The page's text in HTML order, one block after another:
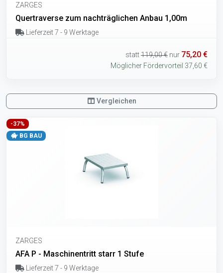
ZARGES
Quertraverse zum nachträglichen Anbau 1,00m
Lieferzeit 7 - 9 Werktage
statt119,00 € nur 75,20 €
Möglicher Fördervorteil 37,60 €
Vergleichen
-37%
BG BAU
ZARGES
AFA P - Maschinentritt starr 1 Stufe
Lieferzeit 7 - 9 Werktage